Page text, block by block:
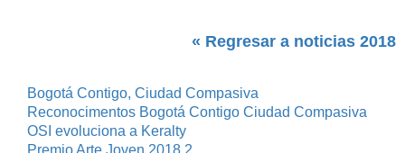
« Regresar a noticias 2018
Bogotá Contigo, Ciudad Compasiva
Reconocimentos Bogotá Contigo Ciudad Compasiva
OSI evoluciona a Keralty
Premio Arte Joven 2018 2